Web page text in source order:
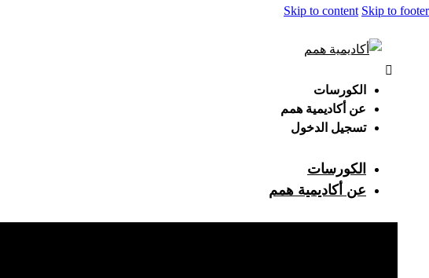
Skip to content Skip to footer
الكورسات
عن أكاديمية همم
تسجيل الدخول
الكورسات
عن أكاديمية همم